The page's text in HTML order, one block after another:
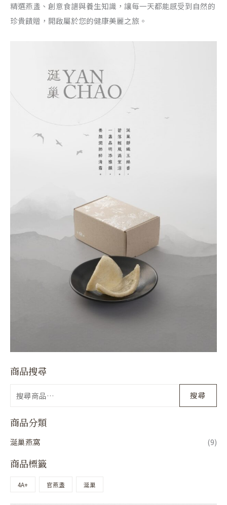
精選燕盞、創意食譜與養生知識，讓每一天都能感受到自然的
珍貴饋贈，開啟屬於您的健康美麗之旅。
商品搜尋
搜尋
商品分類
涎巢燕窩 (9)
商品標籤
4A+ 官燕盞 涎巢